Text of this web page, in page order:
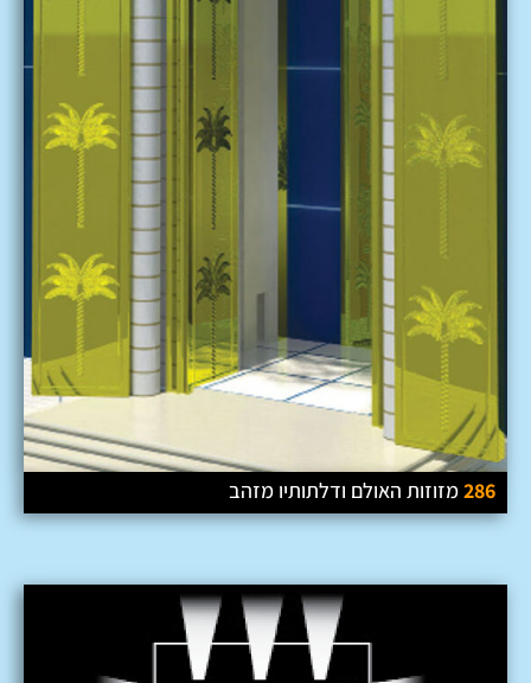
286מזוזות האולם ודלתותיו מזהב